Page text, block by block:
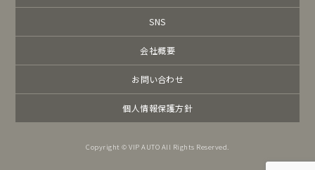
SNS
会社概要
お問い合わせ
個人情報保護方針
Copyright © VIP AUTO All Rights Reserved.